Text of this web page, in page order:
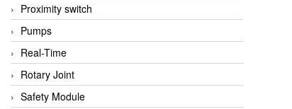
Proximity switch
Pumps
Real-Time
Rotary Joint
Safety Module